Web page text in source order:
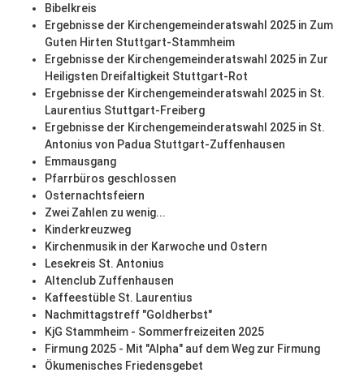
Bibelkreis
Ergebnisse der Kirchengemeinderatswahl 2025 in Zum
Guten Hirten Stuttgart-Stammheim
Ergebnisse der Kirchengemeinderatswahl 2025 in Zur
Heiligsten Dreifaltigkeit Stuttgart-Rot
Ergebnisse der Kirchengemeinderatswahl 2025 in St.
Laurentius Stuttgart-Freiberg
Ergebnisse der Kirchengemeinderatswahl 2025 in St.
Antonius von Padua Stuttgart-Zuffenhausen
Emmausgang
Pfarrbüros geschlossen
Osternachtsfeiern
Zwei Zahlen zu wenig...
Kinderkreuzweg
Kirchenmusik in der Karwoche und Ostern
Lesekreis St. Antonius
Altenclub Zuffenhausen
Kaffeestüble St. Laurentius
Nachmittagstreff "Goldherbst"
KjG Stammheim - Sommerfreizeiten 2025
Firmung 2025 - Mit "Alpha" auf dem Weg zur Firmung
Ökumenisches Friedensgebet